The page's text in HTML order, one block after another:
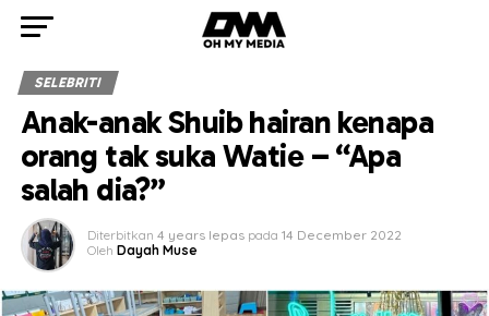
SELEBRITI
Anak-anak Shuib hairan kenapa
orang tak suka Watie – “Apa
salah dia?”
Diterbitkan 4 years lepas pada 14 December 2022
Oleh Dayah Muse